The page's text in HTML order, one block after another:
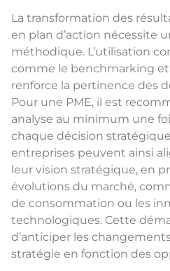
La transformation des
en plan d’action nécessite
méthodique. L’utilisation
comme le benchmarking et
renforce la pertinence des
Pour une PME, il est
analyse au minimum une
chaque décision
entreprises peuvent ainsi
leur vision stratégique, en
évolutions du marché,
de consommation ou les
technologiques. Cette
d’anticiper les
stratégie en fonction des